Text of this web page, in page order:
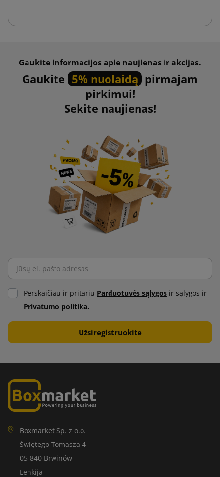
Gaukite informacijos apie naujienas ir akcijas.
Gaukite 5% nuolaidą pirmajam
pirkimui!
Sekite naujienas!
Perskaičiau ir pritariu Parduotuvės sąlygos ir sąlygos ir
Privatumo politika.
Boxmarket Sp. z o.o.
Świętego Tomasza 4
05-840 Brwinów
Lenkija